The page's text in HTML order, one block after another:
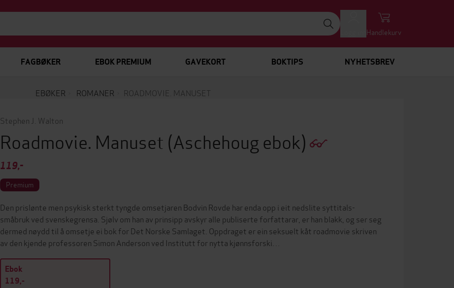
Handlekurv
FAGBØKER EBOK PREMIUM GAVEKORT BOKTIPS NYHETSBREV
EBØKER ROMANER ROADMOVIE. MANUSET
Stephen J. Walton
Roadmovie. Manuset (Aschehoug ebok)
119,-
Premium
Den prislønte men psykisk sterkt tyngde omsetjaren Bodvin Rovde har enda opp i eit nedslite syttitals-
småbruk ved svenskegrensa. Sjølv om han av prinsipp avskyr alle publiserte forfattarar, er han blakk, og ser seg
dermed nøydd til å omsetje ei bok for Det Norske Samlaget. Oppdraget er ein seksuelt kåt roadmovie skriven
av den kjende professoren Simon Anderson ved Institutt for nytta kjønnsforski…
Ebok
119,-